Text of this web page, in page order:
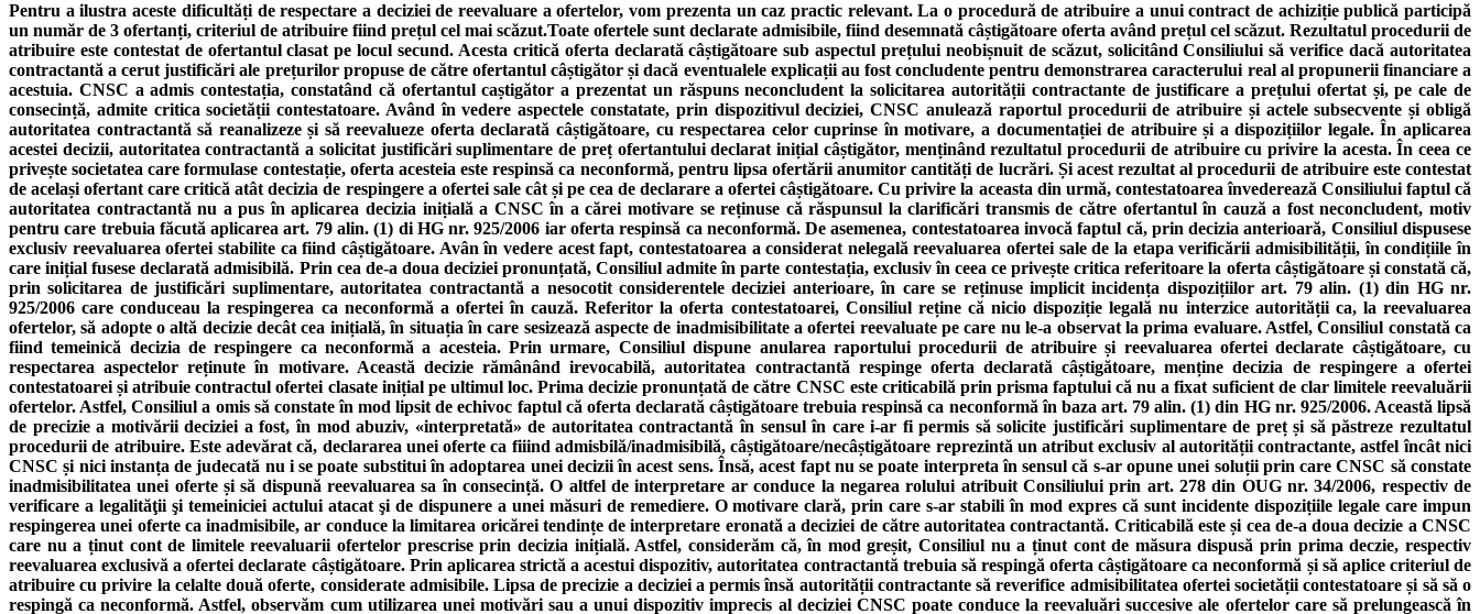
Pentru a ilustra aceste dificultăți de respectare a deciziei de reevaluare a ofertelor, vom prezenta un caz practic relevant. La o procedură de atribuire a unui contract de achiziție publică participă
un număr de 3 ofertanți, criteriul de atribuire fiind prețul cel mai scăzut.Toate ofertele sunt declarate admisibile, fiind desemnată câștigătoare oferta având prețul cel scăzut. Rezultatul procedurii de
atribuire este contestat de ofertantul clasat pe locul secund. Acesta critică oferta declarată câștigătoare sub aspectul prețului neobișnuit de scăzut, solicitând Consiliului să verifice dacă autoritatea
contractantă a cerut justificări ale prețurilor propuse de către ofertantul câștigător și dacă eventualele explicații au fost concludente pentru demonstrarea caracterului real al propunerii financiare a
acestuia. CNSC a admis contestația, constatând că ofertantul caștigător a prezentat un răspuns neconcludent la solicitarea autorității contractante de justificare a prețului ofertat și, pe cale de
consecință, admite critica societății contestatoare. Având în vedere aspectele constatate, prin dispozitivul deciziei, CNSC anulează raportul procedurii de atribuire și actele subsecvente și obligă
autoritatea contractantă să reanalizeze și să reevalueze oferta declarată câștigătoare, cu respectarea celor cuprinse în motivare, a documentației de atribuire și a dispozițiilor legale. În aplicarea
acestei decizii, autoritatea contractantă a solicitat justificări suplimentare de preț ofertantului declarat inițial câștigător, menținând rezultatul procedurii de atribuire cu privire la acesta. În ceea ce
privește societatea care formulase contestație, oferta acesteia este respinsă ca neconformă, pentru lipsa ofertării anumitor cantități de lucrări. Și acest rezultat al procedurii de atribuire este contestat
de același ofertant care critică atât decizia de respingere a ofertei sale cât și pe cea de declarare a ofertei câștigătoare. Cu privire la aceasta din urmă, contestatoarea învederează Consiliului faptul că
autoritatea contractantă nu a pus în aplicarea decizia inițială a CNSC în a cărei motivare se reținuse că răspunsul la clarificări transmis de către ofertantul în cauză a fost neconcludent, motiv
pentru care trebuia făcută aplicarea art. 79 alin. (1) di HG nr. 925/2006 iar oferta respinsă ca neconformă. De asemenea, contestatoarea invocă faptul că, prin decizia anterioară, Consiliul dispusese
exclusiv reevaluarea ofertei stabilite ca fiind câștigătoare. Avân în vedere acest fapt, contestatoarea a considerat nelegală reevaluarea ofertei sale de la etapa verificării admisibilității, în condițiile în
care inițial fusese declarată admisibilă. Prin cea de-a doua deciziei pronunțată, Consiliul admite în parte contestația, exclusiv în ceea ce privește critica referitoare la oferta câștigătoare și constată că,
prin solicitarea de justificări suplimentare, autoritatea contractantă a nesocotit considerentele deciziei anterioare, în care se reținuse implicit incidența dispozițiilor art. 79 alin. (1) din HG nr.
925/2006 care conduceau la respingerea ca neconformă a ofertei în cauză. Referitor la oferta contestatoarei, Consiliul reține că nicio dispoziție legală nu interzice autorității ca, la reevaluarea
ofertelor, să adopte o altă decizie decât cea inițială, în situația în care sesizează aspecte de inadmisibilitate a ofertei reevaluate pe care nu le-a observat la prima evaluare. Astfel, Consiliul constată ca
fiind temeinică decizia de respingere ca neconformă a acesteia. Prin urmare, Consiliul dispune anularea raportului procedurii de atribuire și reevaluarea ofertei declarate câștigătoare, cu
respectarea aspectelor reținute în motivare. Această decizie rămânând irevocabilă, autoritatea contractantă respinge oferta declarată câștigătoare, menține decizia de respingere a ofertei
contestatoarei și atribuie contractul ofertei clasate inițial pe ultimul loc. Prima decizie pronunțată de către CNSC este criticabilă prin prisma faptului că nu a fixat suficient de clar limitele reevaluării
ofertelor. Astfel, Consiliul a omis să constate în mod lipsit de echivoc faptul că oferta declarată câștigătoare trebuia respinsă ca neconformă în baza art. 79 alin. (1) din HG nr. 925/2006. Această lipsă
de precizie a motivării deciziei a fost, în mod abuziv, «interpretată» de autoritatea contractantă în sensul în care i-ar fi permis să solicite justificări suplimentare de preț și să păstreze rezultatul
procedurii de atribuire. Este adevărat că, declararea unei oferte ca fiiind admisbilă/inadmisibilă, câștigătoare/necâștigătoare reprezintă un atribut exclusiv al autorității contractante, astfel încât nici
CNSC și nici instanța de judecată nu i se poate substitui în adoptarea unei decizii în acest sens. Însă, acest fapt nu se poate interpreta în sensul că s-ar opune unei soluții prin care CNSC să constate
inadmisibilitatea unei oferte și să dispună reevaluarea sa în consecință. O altfel de interpretare ar conduce la negarea rolului atribuit Consiliului prin art. 278 din OUG nr. 34/2006, respectiv de
verificare a legalităţii şi temeiniciei actului atacat şi de dispunere a unei măsuri de remediere. O motivare clară, prin care s-ar stabili în mod expres că sunt incidente dispozițiile legale care impun
respingerea unei oferte ca inadmisibile, ar conduce la limitarea oricărei tendințe de interpretare eronată a deciziei de către autoritatea contractantă. Criticabilă este și cea de-a doua decizie a CNSC
care nu a ținut cont de limitele reevaluarii ofertelor prescrise prin decizia inițială. Astfel, considerăm că, în mod greșit, Consiliul nu a ținut cont de măsura dispusă prin prima deczie, respectiv
reevaluarea exclusivă a ofertei declarate câștigătoare. Prin aplicarea strictă a acestui dispozitiv, autoritatea contractantă trebuia să respingă oferta câștigătoare ca neconformă și să aplice criteriul de
atribuire cu privire la celalte două oferte, considerate admisibile. Lipsa de precizie a deciziei a permis însă autorității contractante să reverifice admisibilitatea ofertei societății contestatoare și să să o
respingă ca neconformă. Astfel, observăm cum utilizarea unei motivări sau a unui dispozitiv imprecis al deciziei CNSC poate conduce la reevaluări succesive ale ofertelor care să prelungească în